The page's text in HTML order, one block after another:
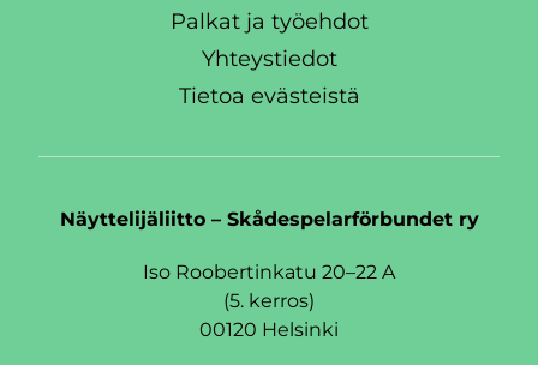
Palkat ja työehdot
Yhteystiedot
Tietoa evästeistä
Näyttelijäliitto – Skådespelarförbundet ry
Iso Roobertinkatu 20–22 A
(5. kerros)
00120 Helsinki